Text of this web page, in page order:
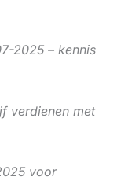
2025 – kennis
verdienen met
voor